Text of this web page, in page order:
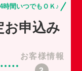
時間いつでもＯＫ♪
お申込み
お客様情報